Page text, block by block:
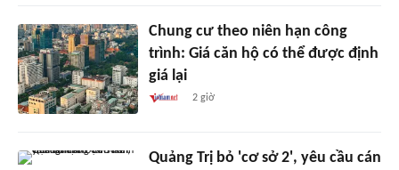
Chung cư theo niên hạn công
trình: Giá căn hộ có thể được định
giá lại
2 giờ
Quảng Trị bỏ 'cơ sở 2', yêu cầu cán